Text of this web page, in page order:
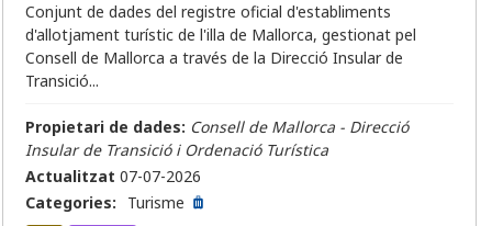
Conjunt de dades del registre oficial d'establiments
d'allotjament turístic de l'illa de Mallorca, gestionat pel
Consell de Mallorca a través de la Direcció Insular de
Transició...
Propietari de dades: Consell de Mallorca - Direcció
Insular de Transició i Ordenació Turística
Actualitzat 07-07-2026
Categories:
Turisme